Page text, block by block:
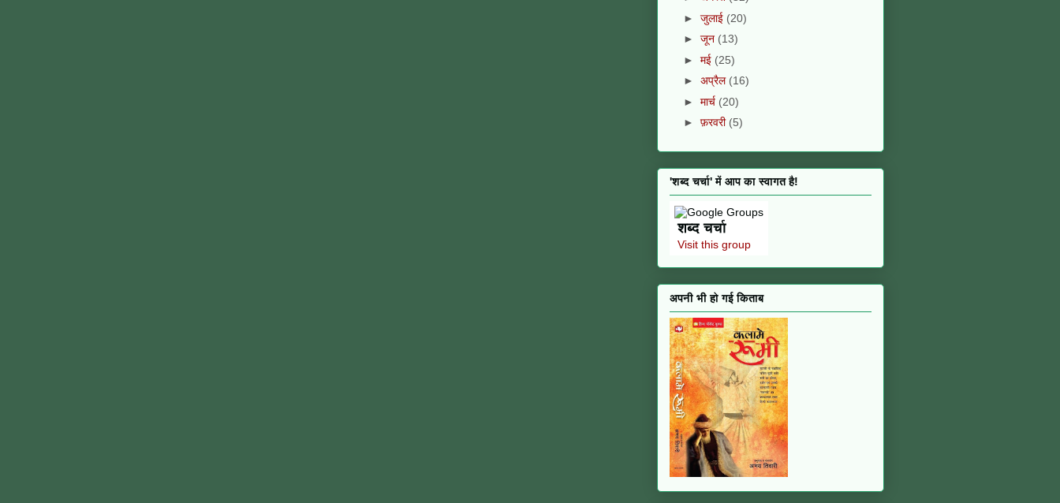
► जुलाई (20)
► जून (13)
► मई (25)
► अप्रैल (16)
► मार्च (20)
► फ़रवरी (5)
'शब्द चर्चा' में आप का स्वागत है!
शब्द चर्चा
Visit this group
अपनी भी हो गई किताब